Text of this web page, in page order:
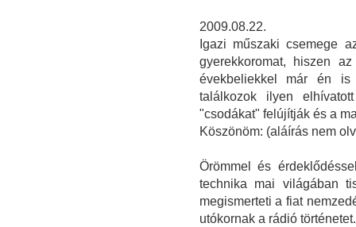
2009.08.22.
Igazi műszaki csemege
gyerekkoromat, hiszen
évekbeliekkel már én is
találkozok ilyen
"csodákat" felújítják és a
Köszönöm: (aláírás nem
Örömmel és
technika mai világában
megismerteti a fiat
utókornak a rádió történetet.